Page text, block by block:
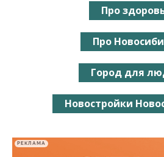
Про
Про
Город для
Новостройки
РЕКЛАМА